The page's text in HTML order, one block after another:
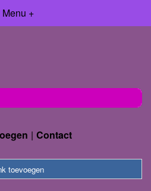
Menu +
Contact
toevoegen